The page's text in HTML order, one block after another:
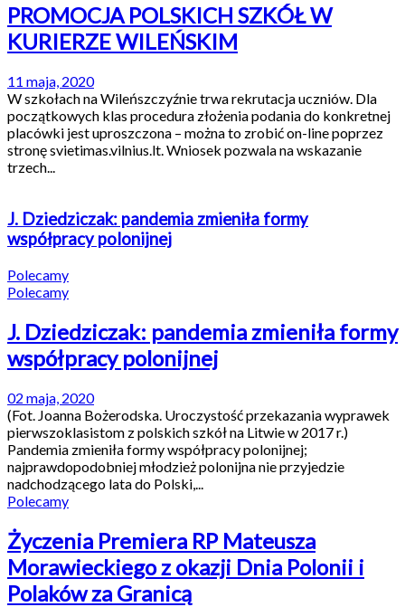
PROMOCJA POLSKICH SZKÓŁ W
KURIERZE WILEŃSKIM
11 maja, 2020
W szkołach na Wileńszczyźnie trwa rekrutacja uczniów. Dla
początkowych klas procedura złożenia podania do konkretnej
placówki jest uproszczona – można to zrobić on-line poprzez
stronę svietimas.vilnius.lt. Wniosek pozwala na wskazanie
trzech...
J. Dziedziczak: pandemia zmieniła formy
współpracy polonijnej
Polecamy
Polecamy
J. Dziedziczak: pandemia zmieniła formy
współpracy polonijnej
02 maja, 2020
(Fot. Joanna Bożerodska. Uroczystość przekazania wyprawek
pierwszoklasistom z polskich szkół na Litwie w 2017 r.)
Pandemia zmieniła formy współpracy polonijnej;
najprawdopodobniej młodzież polonijna nie przyjedzie
nadchodzącego lata do Polski,...
Polecamy
Życzenia Premiera RP Mateusza
Morawieckiego z okazji Dnia Polonii i
Polaków za Granicą